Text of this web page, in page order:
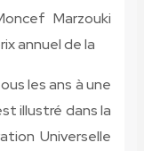
Marzouki
annuel de la
les ans à une
illustré dans la
Universelle